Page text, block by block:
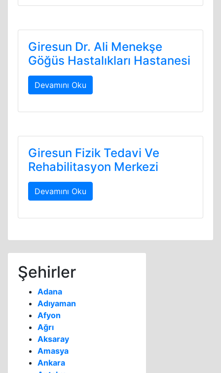
Giresun Dr. Ali Menekşe
Göğüs Hastalıkları Hastanesi
Devamını Oku
Giresun Fizik Tedavi Ve
Rehabilitasyon Merkezi
Devamını Oku
Şehirler
Adana
Adıyaman
Afyon
Ağrı
Aksaray
Amasya
Ankara